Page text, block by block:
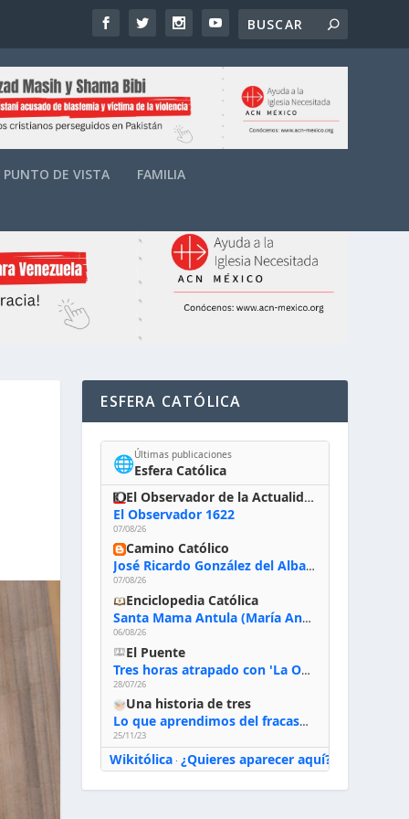
PUNTO DE VISTA FAMILIA
ESFERA CATÓLICA
🌐Últimas publicaciones
Esfera Católica
El Observador de la Actualidad
El Observador 1622
07/08/26
Camino Católico
José Ricardo González del Alba, artista sacro: «Yo oro, hablo con Dios, le pido al Espíritu Santo su inspiración y siempre pinto rezando el rosario para que sea Él quien actúe a través de mis manos»
07/08/26
Enciclopedia Católica
Santa Mama Antula (María Antonia de Paz y Figueroa)
06/08/26
El Puente
Tres horas atrapado con 'La Odisea' de Nolan
28/07/26
Una historia de tres
Lo que aprendimos del fracaso al emprender
25/11/23
Wikitólica· ¿Quieres aparecer aquí?